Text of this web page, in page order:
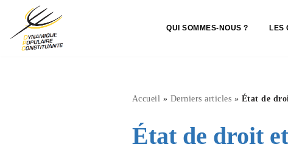
Aller
contenu
QUI SOMMES-NOUS ? LES
Accueil » Derniers articles » État de
État de droit